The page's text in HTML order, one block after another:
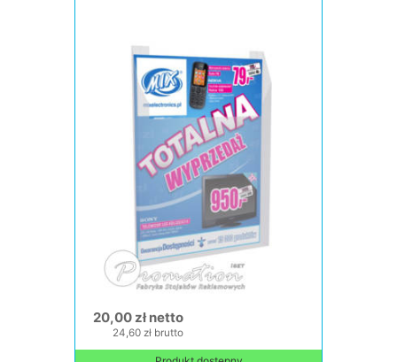
20,00 zł netto
24,60 zł brutto